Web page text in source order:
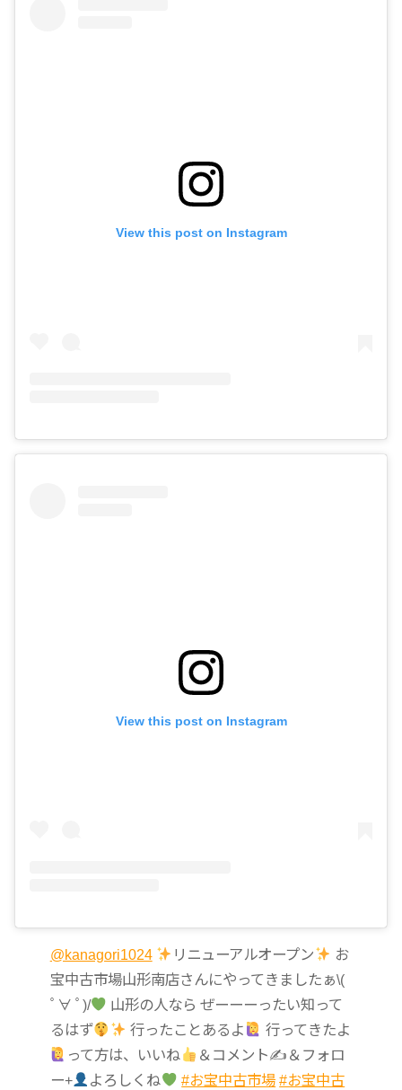
View this post on Instagram
View this post on Instagram
@kanagori1024 リニューアルオープン
お
宝中古市場山形南店さんにやってきましたぁ\(
ﾟ∀ ﾟ)/
山形の人なら ぜーーーったい知って
るはず
行ったことあるよ
行ってきたよ
って方は、いいね
＆コメント✍ ＆フォロ
ー+
よろしくね #お宝中古市場 #お宝中古